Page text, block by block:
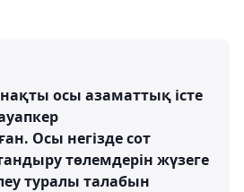
осы азаматтық істе
Осы негізде сот
төлемдерін жүзеге
туралы талабын